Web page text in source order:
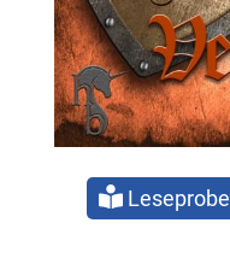
Leseprobe